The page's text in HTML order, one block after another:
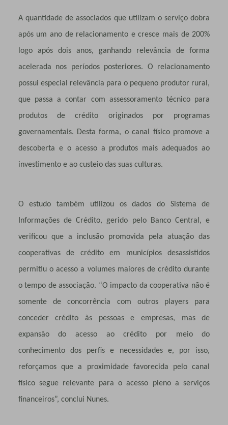
A quantidade de associados que utilizam o serviço dobra
após um ano de relacionamento e cresce mais de 200%
logo após dois anos, ganhando relevância de forma
acelerada nos períodos posteriores. O relacionamento
possui especial relevância para o pequeno produtor rural,
que passa a contar com assessoramento técnico para
produtos de crédito originados por programas
governamentais. Desta forma, o canal físico promove a
descoberta e o acesso a produtos mais adequados ao
investimento e ao custeio das suas culturas.
O estudo também utilizou os dados do Sistema de
Informações de Crédito, gerido pelo Banco Central, e
verificou que a inclusão promovida pela atuação das
cooperativas de crédito em municípios desassistidos
permitiu o acesso a volumes maiores de crédito durante
o tempo de associação. “O impacto da cooperativa não é
somente de concorrência com outros players para
conceder crédito às pessoas e empresas, mas de
expansão do acesso ao crédito por meio do
conhecimento dos perfis e necessidades e, por isso,
reforçamos que a proximidade favorecida pelo canal
físico segue relevante para o acesso pleno a serviços
financeiros”, conclui Nunes.